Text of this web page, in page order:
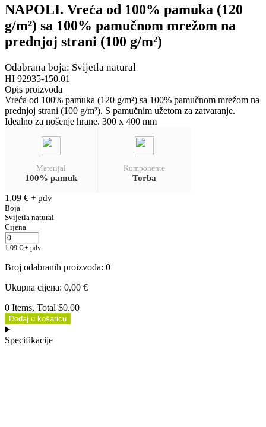
NAPOLI. Vreća od 100% pamuka (120
g/m²) sa 100% pamučnom mrežom na
prednjoj strani (100 g/m²)
Odabrana boja: Svijetla natural
HI 92935-150.01
Opis proizvoda
Vreća od 100% pamuka (120 g/m²) sa 100% pamučnom mrežom na
prednjoj strani (100 g/m²). S pamučnim užetom za zatvaranje.
Idealno za nošenje hrane. 300 x 400 mm
Materijal
100% pamuk
Komponente
Torba
1,09 € + pdv
Boja
Svijetla natural
Cijena
1,09 € + pdv
Broj odabranih proizvoda: 0
Ukupna cijena: 0,00 €
0 Items, Total $0.00
Dodaj u košaricu
Specifikacije